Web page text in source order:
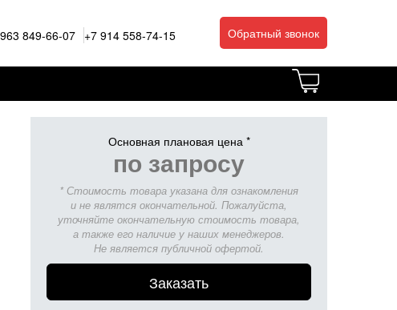
849-66-07 +7 914 558-74-15 Обратный звонок
Основная плановая цена *
по запросу
* Стоимость товара указана для ознакомления
и не являтся окончательной. Пожалуйста,
уточняйте окончательную стоимость товара,
а также его наличие у наших менеджеров.
Не является публичной офертой.
Заказать